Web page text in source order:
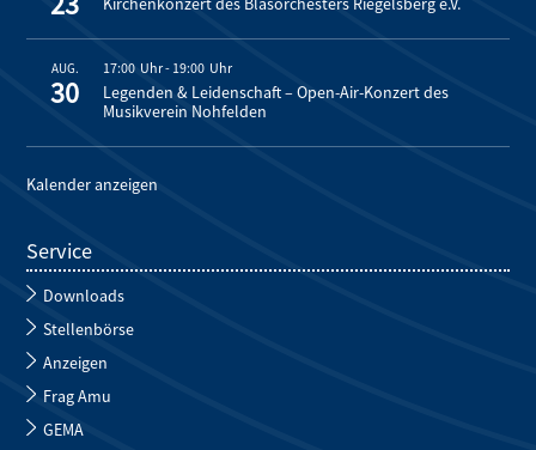
AUG.
30
17:00 - 19:00
Legenden & Leidenschaft – Open-Air-Konzert des
Musikverein Nohfelden
Kalender anzeigen
Service
Downloads
Stellenbörse
Anzeigen
Frag Amu
GEMA